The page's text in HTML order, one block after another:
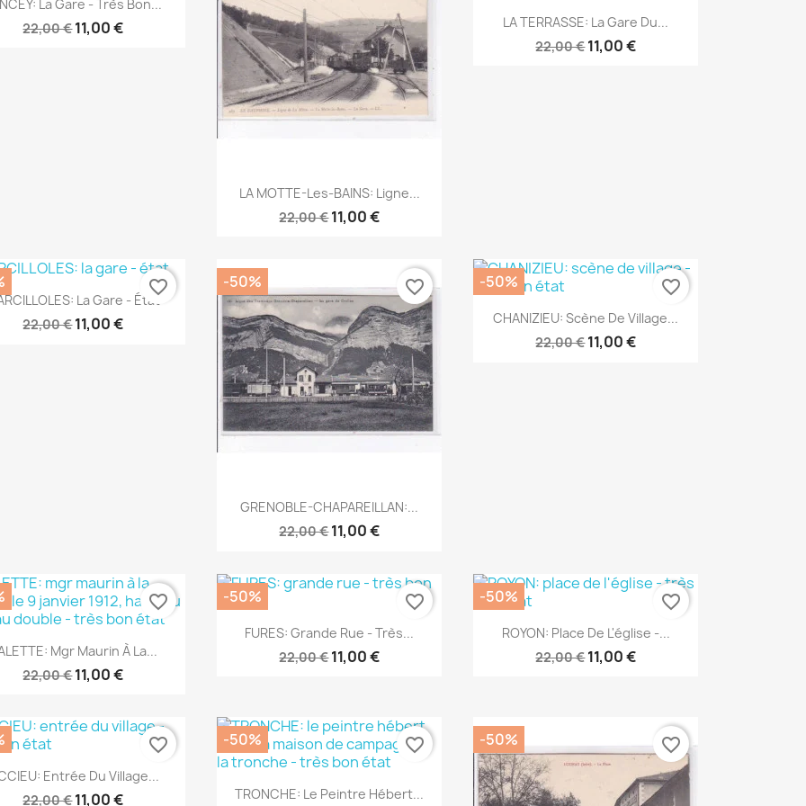
La Gare - Très Bon...
22,00 €11,00 €
Aperçu rapide
LA MOTTE-Les-BAINS: Ligne...
22,00 €11,00 €
Aperçu rapide
LA TERRASSE: La Gare Du...
22,00 €11,00 €
Aperçu rapide
La Gare - État
22,00 €11,00 €
favorite_border
Aperçu rapide
GRENOBLE-CHAPAREILLAN:...
22,00 €11,00 €
-50%
favorite_border
Aperçu rapide
CHANIZIEU: Scène De Village...
22,00 €11,00 €
-50% favorite_border
Aperçu rapide
Mgr Maurin À La...
22,00 €11,00 €
favorite_border
Aperçu rapide
FURES: Grande Rue - Très...
22,00 €11,00 €
-50%
favorite_border
Aperçu rapide
ROYON: Place De L'église -...
22,00 €11,00 €
-50% favorite_border
 Aperçu rapide
Entrée Du Village...
22,00 €11,00 €
favorite_border
Aperçu rapide
TRONCHE: Le Peintre Hébert...
-50% favorite_border -50% favorite_border